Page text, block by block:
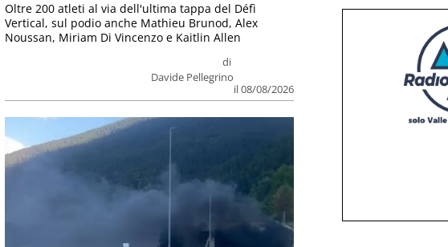
di
Davide Pellegrino
il 08/08/2026
Oltre 200 atleti al via dell'ultima tappa del Défì
Vertical, sul podio anche Mathieu Brunod, Alex
Noussan, Miriam Di Vincenzo e Kaitlin Allen